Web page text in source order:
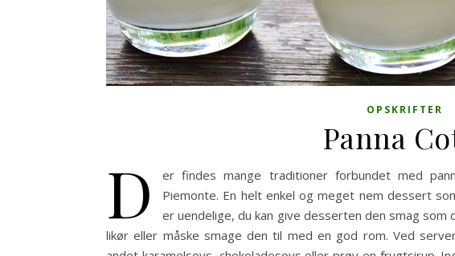
OPSKRIFTER
Panna
D
er findes mange traditioner forbundet med
Piemonte. En helt enkel og meget nem dessert
er uendelige, du kan give desserten den smag
likør eller måske smage den til med en god rom. Ved